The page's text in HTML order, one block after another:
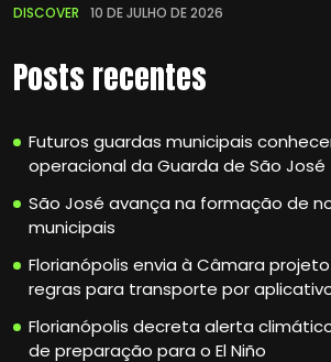
DISCOVER 10 DE JULHO DE 2026
Posts recentes
Futuros guardas municipais
operacional da Guarda de São José
São José avança na formação de
municipais
Florianópolis envia à Câmara
regras para transporte por
Florianópolis decreta alerta
de preparação para o El Niño